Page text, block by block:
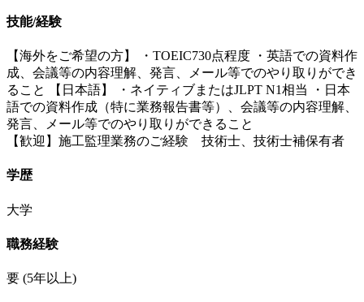
技能/経験
【海外をご希望の方】 ・TOEIC730点程度 ・英語での資料作
成、会議等の内容理解、発言、メール等でのやり取りができ
ること 【日本語】 ・ネイティブまたはJLPT N1相当 ・日本
語での資料作成（特に業務報告書等）、会議等の内容理解、
発言、メール等でのやり取りができること
【歓迎】施工監理業務のご経験 技術士、技術士補保有者
学歴
大学
職務経験
要 (5年以上)